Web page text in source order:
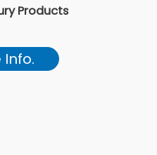
Products
Info.